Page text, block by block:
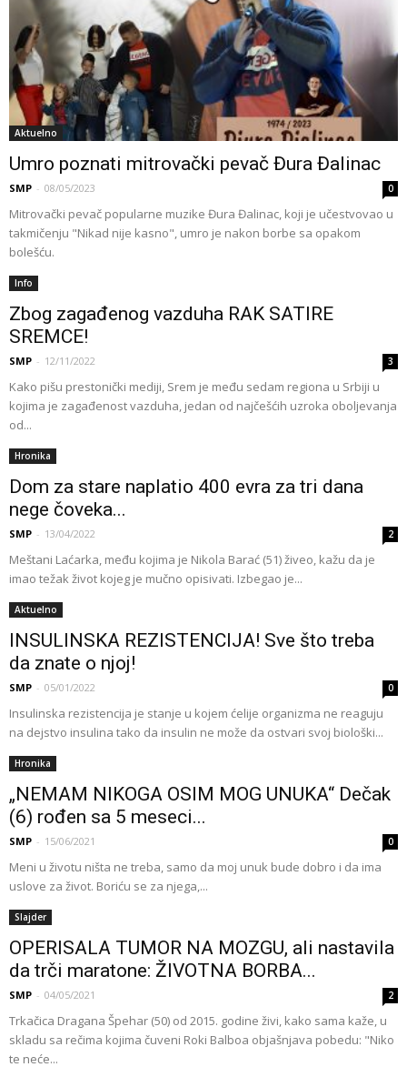
Aktuelno
Umro poznati mitrovački pevač Đura Đalinac
SMP - 08/05/2023 0
Mitrovački pevač popularne muzike Đura Đalinac, koji je učestvovao u
takmičenju "Nikad nije kasno", umro je nakon borbe sa opakom
bolešću.
Info
Zbog zagađenog vazduha RAK SATIRE
SREMCE!
SMP - 12/11/2022 3
Kako pišu prestonički mediji, Srem je među sedam regiona u Srbiji u
kojima je zagađenost vazduha, jedan od najčešćih uzroka oboljevanja
od...
Hronika
Dom za stare naplatio 400 evra za tri dana
nege čoveka...
SMP - 13/04/2022 2
Meštani Laćarka, među kojima je Nikola Barać (51) živeo, kažu da je
imao težak život kojeg je mučno opisivati. Izbegao je...
Aktuelno
INSULINSKA REZISTENCIJA! Sve što treba
da znate o njoj!
SMP - 05/01/2022 0
Insulinska rezistencija je stanje u kojem ćelije organizma ne reaguju
na dejstvo insulina tako da insulin ne može da ostvari svoj biološki...
Hronika
„NEMAM NIKOGA OSIM MOG UNUKA“ Dečak
(6) rođen sa 5 meseci...
SMP - 15/06/2021 0
Meni u životu ništa ne treba, samo da moj unuk bude dobro i da ima
uslove za život. Boriću se za njega,...
Slajder
OPERISALA TUMOR NA MOZGU, ali nastavila
da trči maratone: ŽIVOTNA BORBA...
SMP - 04/05/2021 2
Trkačica Dragana Špehar (50) od 2015. godine živi, kako sama kaže, u
skladu sa rečima kojima čuveni Roki Balboa objašnjava pobedu: "Niko
te neće...